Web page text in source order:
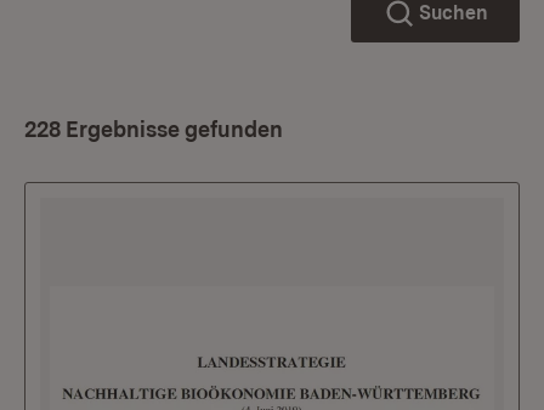
Suchen
228 Ergebnisse gefunden